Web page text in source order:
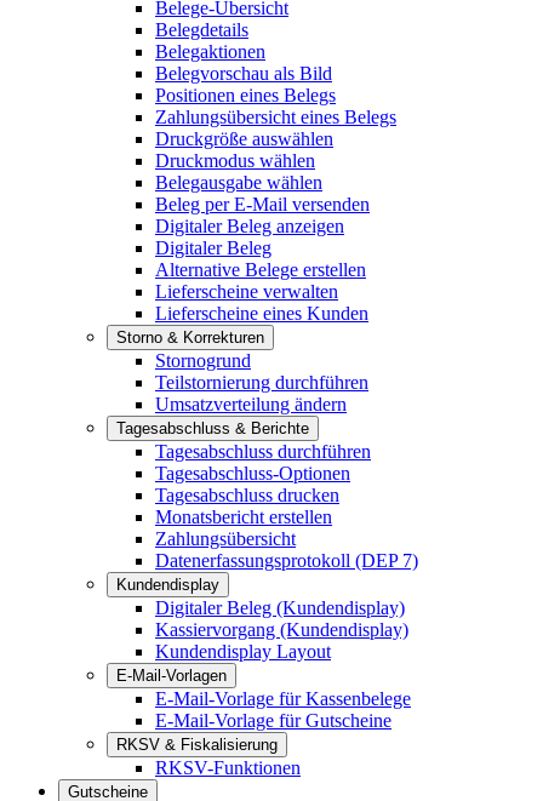
Belege-Übersicht
Belegdetails
Belegaktionen
Belegvorschau als Bild
Positionen eines Belegs
Zahlungsübersicht eines Belegs
Druckgröße auswählen
Druckmodus wählen
Belegausgabe wählen
Beleg per E-Mail versenden
Digitaler Beleg anzeigen
Digitaler Beleg
Alternative Belege erstellen
Lieferscheine verwalten
Lieferscheine eines Kunden
Storno & Korrekturen
Stornogrund
Teilstornierung durchführen
Umsatzverteilung ändern
Tagesabschluss & Berichte
Tagesabschluss durchführen
Tagesabschluss-Optionen
Tagesabschluss drucken
Monatsbericht erstellen
Zahlungsübersicht
Datenerfassungsprotokoll (DEP 7)
Kundendisplay
Digitaler Beleg (Kundendisplay)
Kassiervorgang (Kundendisplay)
Kundendisplay Layout
E-Mail-Vorlagen
E-Mail-Vorlage für Kassenbelege
E-Mail-Vorlage für Gutscheine
RKSV & Fiskalisierung
RKSV-Funktionen
Gutscheine